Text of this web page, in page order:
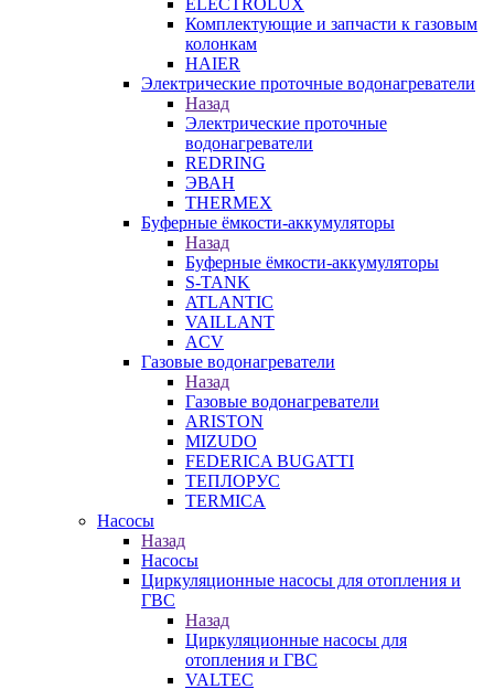
ELECTROLUX
Комплектующие и запчасти к газовым
колонкам
HAIER
Электрические проточные водонагреватели
Назад
Электрические проточные
водонагреватели
REDRING
ЭВАН
THERMEX
Буферные ёмкости-аккумуляторы
Назад
Буферные ёмкости-аккумуляторы
S-TANK
ATLANTIC
VAILLANT
ACV
Газовые водонагреватели
Назад
Газовые водонагреватели
ARISTON
MIZUDO
FEDERICA BUGATTI
ТЕПЛОРУС
TERMICA
Насосы
Назад
Насосы
Циркуляционные насосы для отопления и
ГВС
Назад
Циркуляционные насосы для
отопления и ГВС
VALTEC